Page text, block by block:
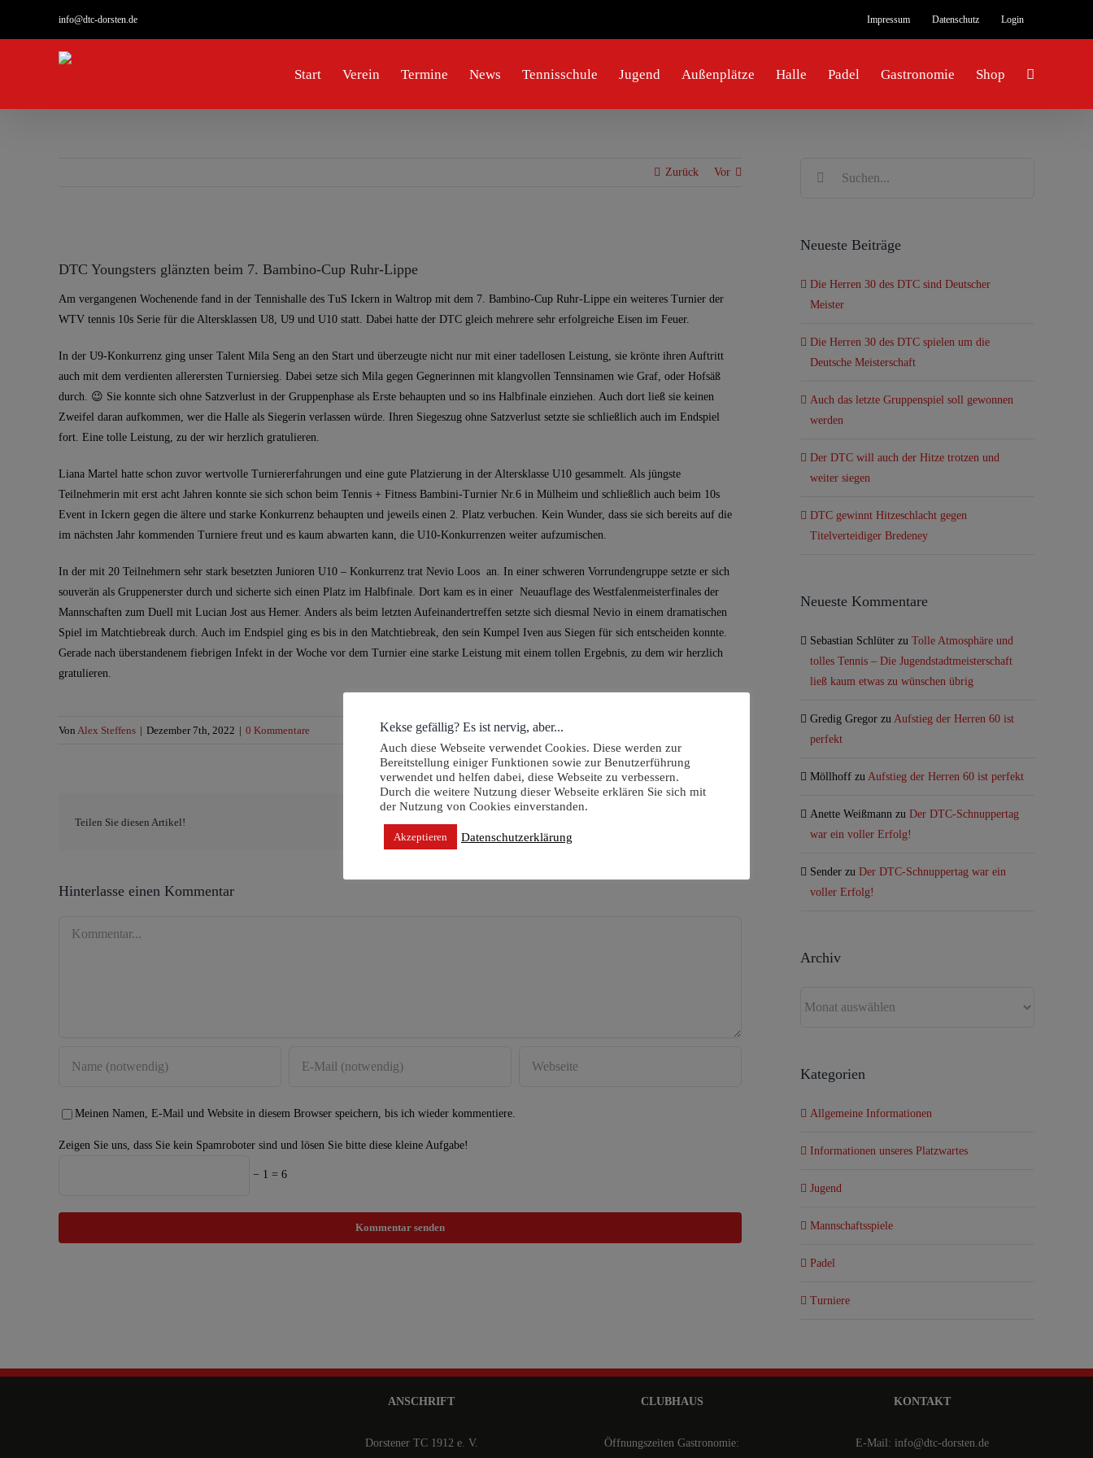
info@dtc-dorsten.de Impressum Datenschutz Login
Start Verein Termine News Tennisschule Jugend Außenplätze Halle Padel Gastronomie Shop
Zurück Vor
grösseres
DTC Youngsters glänzten beim 7. Bambino-Cup Ruhr-Lippe
Am vergangenen Wochenende fand in der Tennishalle des TuS Ickern in Waltrop mit dem 7. Bambino-Cup Ruhr-Lippe ein weiteres Turnier der
WTV tennis 10s Serie für die Altersklassen U8, U9 und U10 statt. Dabei hatte der DTC gleich mehrere sehr erfolgreiche Eisen im Feuer.
In der U9-Konkurrenz ging unser Talent Mila Seng an den Start und überzeugte nicht nur mit einer tadellosen Leistung, sie krönte ihren Auftritt
auch mit dem verdienten allerersten Turniersieg. Dabei setze sich Mila gegen Gegnerinnen mit klangvollen Tennsinamen wie Graf, oder Hofsäß
durch. 😉 Sie konnte sich ohne Satzverlust in der Gruppenphase als Erste behaupten und so ins Halbfinale einziehen. Auch dort ließ sie keinen
Zweifel daran aufkommen, wer die Halle als Siegerin verlassen würde. Ihren Siegeszug ohne Satzverlust setzte sie schließlich auch im Endspiel
fort. Eine tolle Leistung, zu der wir herzlich gratulieren.
Liana Martel hatte schon zuvor wertvolle Turniererfahrungen und eine gute Platzierung in der Altersklasse U10 gesammelt. Als jüngste
Teilnehmerin mit erst acht Jahren konnte sie sich schon beim Tennis + Fitness Bambini-Turnier Nr.6 in Mülheim und schließlich auch beim 10s
Event in Ickern gegen die ältere und starke Konkurrenz behaupten und jeweils einen 2. Platz verbuchen. Kein Wunder, dass sie sich bereits auf die
im nächsten Jahr kommenden Turniere freut und es kaum abwarten kann, die U10-Konkurrenzen weiter aufzumischen.
In der mit 20 Teilnehmern sehr stark besetzten Junioren U10 – Konkurrenz trat Nevio Loos an. In einer schweren Vorrundengruppe setzte er sich
souverän als Gruppenerster durch und sicherte sich einen Platz im Halbfinale. Dort kam es in einer Neuauflage des Westfalenmeisterfinales der
Mannschaften zum Duell mit Lucian Jost aus Hemer. Anders als beim letzten Aufeinandertreffen setzte sich diesmal Nevio in einem dramatischen
Spiel im Matchtiebreak durch. Auch im Endspiel ging es bis in den Matchtiebreak, den sein Kumpel Iven aus Siegen für sich entscheiden konnte.
Gerade nach überstandenem fiebrigen Infekt in der Woche vor dem Turnier eine starke Leistung mit einem tollen Ergebnis, zu dem wir herzlich
gratulieren.
Von Alex Steffens | Dezember 7th, 2022 | 0 Kommentare
Teilen Sie diesen Artikel!
Hinterlasse einen Kommentar
Meinen Namen, E-Mail und Website in diesem Browser speichern, bis ich wieder kommentiere.
Zeigen Sie uns, dass Sie kein Spamroboter sind und lösen Sie bitte diese kleine Aufgabe!
− 1 = 6
Neueste Beiträge
Die Herren 30 des DTC sind Deutscher
Meister
Die Herren 30 des DTC spielen um die
Deutsche Meisterschaft
Auch das letzte Gruppenspiel soll gewonnen
werden
Der DTC will auch der Hitze trotzen und
weiter siegen
DTC gewinnt Hitzeschlacht gegen
Titelverteidiger Bredeney
Neueste Kommentare
Sebastian Schlüter zu Tolle Atmosphäre und
tolles Tennis – Die Jugendstadtmeisterschaft
ließ kaum etwas zu wünschen übrig
Gredig Gregor zu Aufstieg der Herren 60 ist
perfekt
Möllhoff zu Aufstieg der Herren 60 ist perfekt
Anette Weißmann zu Der DTC-Schnuppertag
war ein voller Erfolg!
Sender zu Der DTC-Schnuppertag war ein
voller Erfolg!
Archiv
Kategorien
Allgemeine Informationen
Informationen unseres Platzwartes
Jugend
Mannschaftsspiele
Padel
Turniere
ANSCHRIFT
Dorstener TC 1912 e. V.
CLUBHAUS
Öffnungszeiten Gastronomie:
KONTAKT
E-Mail: info@dtc-dorsten.de
Kekse gefällig? Es ist nervig, aber...
Auch diese Webseite verwendet Cookies. Diese werden zur
Bereitstellung einiger Funktionen sowie zur Benutzerführung
verwendet und helfen dabei, diese Webseite zu verbessern.
Durch die weitere Nutzung dieser Webseite erklären Sie sich mit
der Nutzung von Cookies einverstanden.
Akzeptieren Datenschutzerklärung